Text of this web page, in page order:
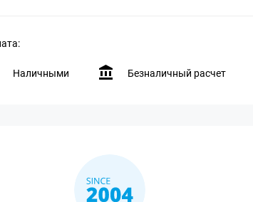
Наличными Безналичный расчет